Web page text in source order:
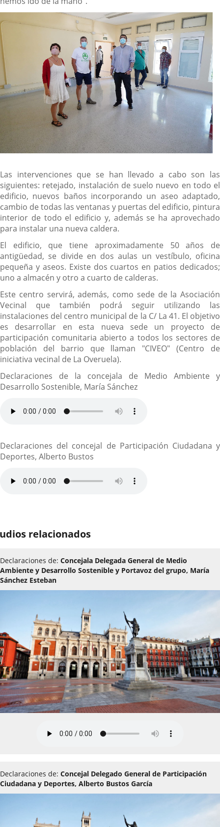
Las intervenciones que se han llevado a cabo son las
siguientes: retejado, instalación de suelo nuevo en todo el
edificio, nuevos baños incorporando un aseo adaptado,
cambio de todas las ventanas y puertas del edificio, pintura
interior de todo el edificio y, además se ha aprovechado
para instalar una nueva caldera.
El edificio, que tiene aproximadamente 50 años de
antigüedad, se divide en dos aulas un vestíbulo, oficina
pequeña y aseos. Existe dos cuartos en patios dedicados;
uno a almacén y otro a cuarto de calderas.
Este centro servirá, además, como sede de la Asociación
Vecinal que también podrá seguir utilizando las
instalaciones del centro municipal de la C/ La 41. El objetivo
es desarrollar en esta nueva sede un proyecto de
participación comunitaria abierto a todos los sectores de
población del barrio que llaman "CIVEO" (Centro de
iniciativa vecinal de La Overuela).
Declaraciones de la concejala de Medio Ambiente y
Desarrollo Sostenible, María Sánchez
Declaraciones del concejal de Participación Ciudadana y
Deportes, Alberto Bustos
relacionados
Declaraciones de: Concejala Delegada General de Medio
Ambiente y Desarrollo Sostenible y Portavoz del grupo, María
Sánchez Esteban
Declaraciones de: Concejal Delegado General de Participación
Ciudadana y Deportes, Alberto Bustos García